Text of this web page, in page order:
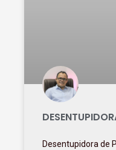
Desentupidora de